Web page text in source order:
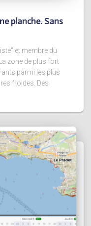
planche. Sans
et membre du
zone de plus fort
parmi les plus
froides. Des